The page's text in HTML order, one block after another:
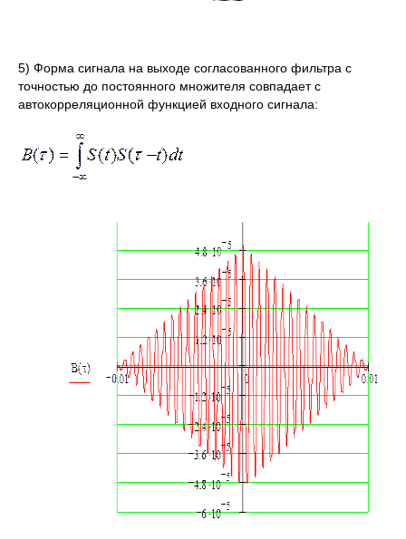
5) Форма сигнала на выходе согласованного фильтра с
точностью до постоянного множителя совпадает с
автокорреляционной функцией входного сигнала: